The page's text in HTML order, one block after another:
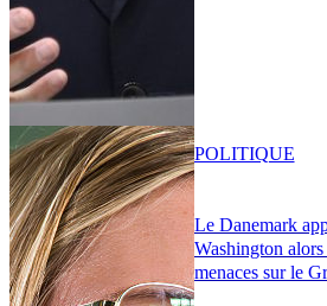
Le Danemark
Washington
menaces sur le
POLITIQUE